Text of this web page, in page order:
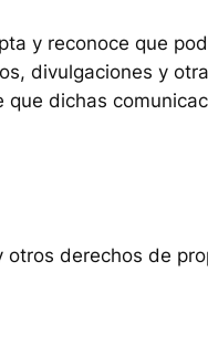
y reconoce que
divulgaciones y
dichas
derechos de